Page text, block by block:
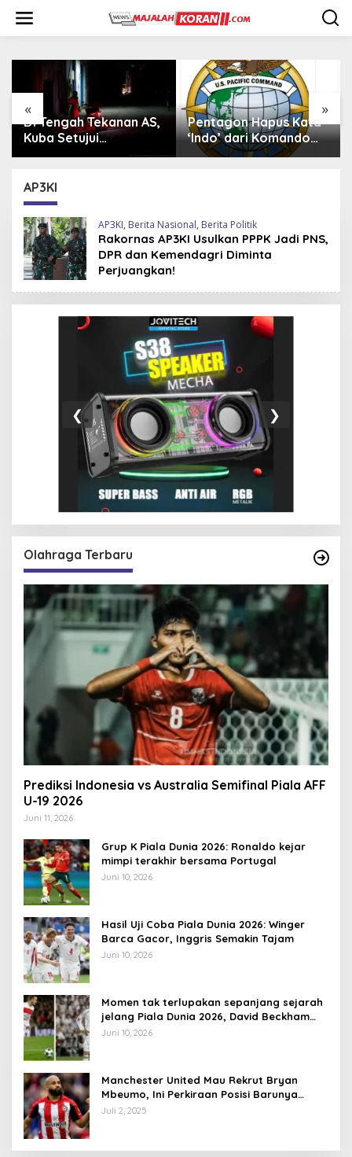
w
« »
Pentagon Hapus Kata
‘Indo’ dari Komando
Indo-Pasifik,
Iran Beli 20 Helikopter
Mi-17 dari Rusia,
Perkuat Armada Udara
AP3KI
AP3KI, Berita Nasional, Berita Politik
Rakornas AP3KI Usulkan PPPK Jadi PNS,
DPR dan Kemendagri Diminta
Perjuangkan!
❮ ❯
Olahraga Terbaru
Prediksi Indonesia vs Australia Semifinal Piala AFF
U-19 2026
Juni 11, 2026
Grup K Piala Dunia 2026: Ronaldo kejar
mimpi terakhir bersama Portugal
Juni 10, 2026
Hasil Uji Coba Piala Dunia 2026: Winger
Barca Gacor, Inggris Semakin Tajam
Juni 10, 2026
Momen tak terlupakan sepanjang sejarah
jelang Piala Dunia 2026, David Beckham
pernah dapat kartu merah
Juni 10, 2026
Manchester United Mau Rekrut Bryan
Mbeumo, Ini Perkiraan Posisi Barunya
dalam Skema Ruben Amorim
Juli 2, 2025